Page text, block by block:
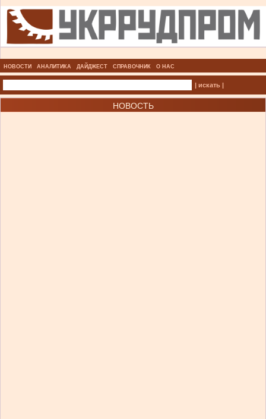
НОВОСТИ АНАЛИТИКА ДАЙДЖЕСТ СПРАВОЧНИК О НАС
| искать |
НОВОСТЬ